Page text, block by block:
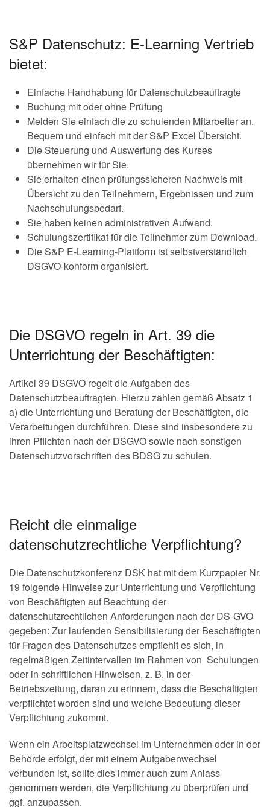
S&P Datenschutz: E-Learning Vertrieb
bietet:
Einfache Handhabung für Datenschutzbeauftragte
Buchung mit oder ohne Prüfung
Melden Sie einfach die zu schulenden Mitarbeiter an.
Bequem und einfach mit der S&P Excel Übersicht.
Die Steuerung und Auswertung des Kurses
übernehmen wir für Sie.
Sie erhalten einen prüfungssicheren Nachweis mit
Übersicht zu den Teilnehmern, Ergebnissen und zum
Nachschulungsbedarf.
Sie haben keinen administrativen Aufwand.
Schulungszertifikat für die Teilnehmer zum Download.
Die S&P E-Learning-Plattform ist selbstverständlich
DSGVO-konform organisiert.
Die DSGVO regeln in Art. 39 die
Unterrichtung der Beschäftigten:
Artikel 39 DSGVO regelt die Aufgaben des
Datenschutzbeauftragten. Hierzu zählen gemäß Absatz 1
a) die Unterrichtung und Beratung der Beschäftigten, die
Verarbeitungen durchführen. Diese sind insbesondere zu
ihren Pflichten nach der DSGVO sowie nach sonstigen
Datenschutzvorschriften des BDSG zu schulen.
Reicht die einmalige
datenschutzrechtliche Verpflichtung?
Die Datenschutzkonferenz DSK hat mit dem Kurzpapier Nr.
19 folgende Hinweise zur Unterrichtung und Verpflichtung
von Beschäftigten auf Beachtung der
datenschutzrechtlichen Anforderungen nach der DS-GVO
gegeben: Zur laufenden Sensibilisierung der Beschäftigten
für Fragen des Datenschutzes empfiehlt es sich, in
regelmäßigen Zeitintervallen im Rahmen von Schulungen
oder in schriftlichen Hinweisen, z. B. in der
Betriebszeitung, daran zu erinnern, dass die Beschäftigten
verpflichtet worden sind und welche Bedeutung dieser
Verpflichtung zukommt.
Wenn ein Arbeitsplatzwechsel im Unternehmen oder in der
Behörde erfolgt, der mit einem Aufgabenwechsel
verbunden ist, sollte dies immer auch zum Anlass
genommen werden, die Verpflichtung zu überprüfen und
ggf. anzupassen.